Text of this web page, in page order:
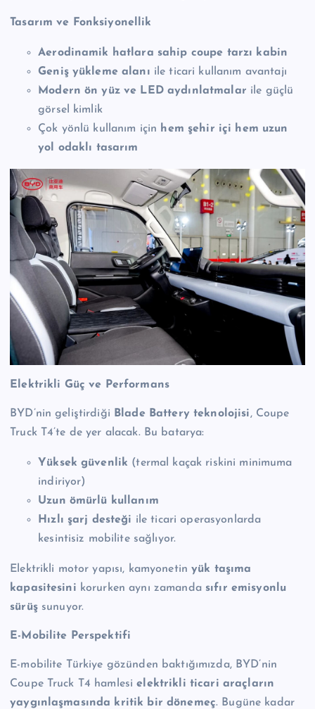
Tasarım ve Fonksiyonellik
Aerodinamik hatlara sahip coupe tarzı kabin
Geniş yükleme alanı ile ticari kullanım avantajı
Modern ön yüz ve LED aydınlatmalar ile güçlü
görsel kimlik
Çok yönlü kullanım için hem şehir içi hem uzun
yol odaklı tasarım
Elektrikli Güç ve Performans
BYD’nin geliştirdiği Blade Battery teknolojisi, Coupe
Truck T4’te de yer alacak. Bu batarya:
Yüksek güvenlik (termal kaçak riskini minimuma
indiriyor)
Uzun ömürlü kullanım
Hızlı şarj desteği ile ticari operasyonlarda
kesintisiz mobilite sağlıyor.
Elektrikli motor yapısı, kamyonetinyük taşıma
kapasitesini korurken aynı zamanda sıfır emisyonlu
sürüşsunuyor.
E-Mobilite Perspektifi
E-mobilite Türkiye gözünden baktığımızda, BYD’nin
Coupe Truck T4 hamlesielektrikli ticari araçların
yaygınlaşmasında kritik bir dönemeç. Bugüne kadar